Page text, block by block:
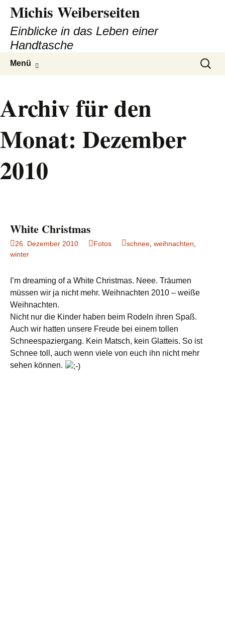
Michis Weiberseiten
Einblicke in das Leben einer
Handtasche
Menü
Suchen
nach:
Archiv für den
Monat: Dezember
2010
White Christmas
26. Dezember 2010 Fotos schnee weihnachten
winter
I’m dreaming of a White Christmas. Neee. Träumen
müssen wir ja nicht mehr. Weihnachten 2010 – weiße
Weihnachten.
Nicht nur die Kinder haben beim Rodeln ihren Spaß.
Auch wir hatten unsere Freude bei einem tollen
Schneespaziergang. Kein Matsch, kein Glatteis. So ist
Schnee toll, auch wenn viele von euch ihn nicht mehr
sehen können.